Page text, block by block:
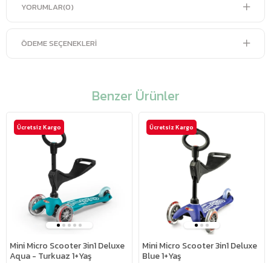
YORUMLAR(0)
ÖDEME SEÇENEKLERI
Benzer Ürünler
Mini Micro Scooter 3in1 Deluxe
Aqua - Turkuaz 1+Yaş
Ücretsiz Kargo
Mini Micro Scooter 3in1 Deluxe
Blue 1+Yaş
Ücretsiz Kargo